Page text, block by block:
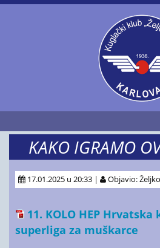
KAKO IGRAMO
17.01.2025 u 20:33 | Objavio:
11. KOLO HEP Hrvatska
superliga za muškarce